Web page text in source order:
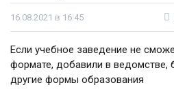
16.08.2021 в 16:45
Если учебное заведение не
формате, добавили в ведомстве,
другие формы образования